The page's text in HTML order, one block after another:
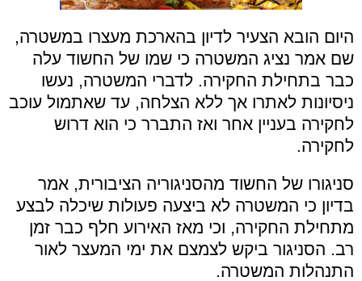
היום הובא הצעיר לדיון בהארכת מעצרו במשטרה,
שם אמר נציג המשטרה כי שמו של החשוד עלה
כבר בתחילת החקירה. לדברי המשטרה, נעשו
ניסיונות לאתרו אך ללא הצלחה, עד שאתמול עוכב
לחקירה בעניין אחר ואז התברר כי הוא דרוש
לחקירה.
סניגורו של החשוד מהסניגוריה הציבורית, אמר
בדיון כי המשטרה לא ביצעה פעולות שיכלה לבצע
מתחילת החקירה, וכי מאז האירוע חלף כבר זמן
רב. הסניגור ביקש לצמצם את ימי המעצר לאור
התנהלות המשטרה.